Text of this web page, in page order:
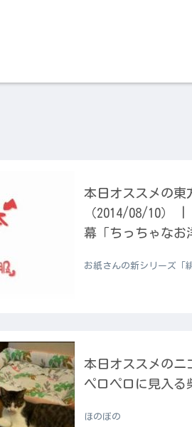
本日オススメの
（2014/08/10）
幕「ちっちゃなお
お紙さんの新シリーズ「
本日オススメの
ペロペロに見入る
ほのぼの